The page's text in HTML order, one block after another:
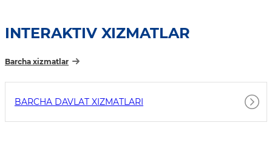
INTERAKTIV XIZMATLAR
Barcha xizmatlar
BARCHA DAVLAT XIZMATLARI